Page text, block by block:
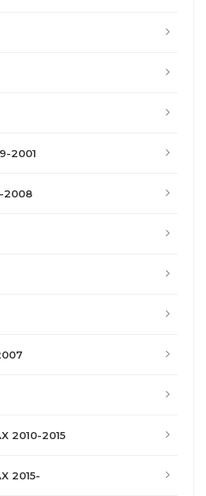
2001
2008
2010-2015
2015-